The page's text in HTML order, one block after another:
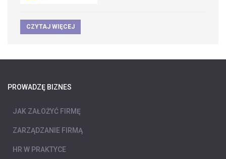
CZYTAJ WIĘCEJ
PROWADZĘ BIZNES
JAK ZAŁOŻYĆ FIRMĘ
ZARZĄDZANIE FIRMĄ
HR W PRAKTYCE